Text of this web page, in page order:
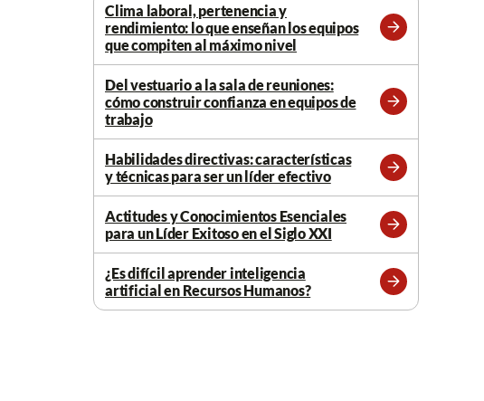
Clima laboral, pertenencia y
rendimiento: lo que enseñan los equipos
que compiten al máximo nivel
Leer
más
Del vestuario a la sala de reuniones:
cómo construir confianza en equipos de
trabajo
Leer
más
Habilidades directivas: características
y técnicas para ser un líder efectivo
Leer
Actitudes y Conocimientos Esenciales
para un Líder Exitoso en el Siglo XXI
Leer
¿Es difícil aprender inteligencia
artificial en Recursos Humanos?
Leer